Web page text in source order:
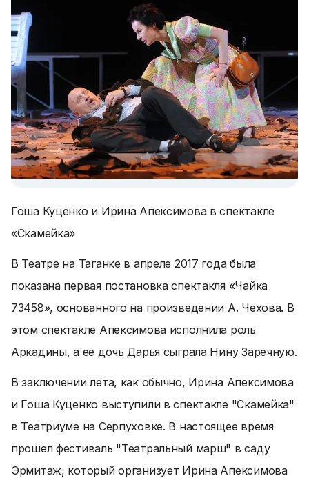
Гоша Куценко и Ирина Апексимова в спектакле
«Скамейка»
В Театре на Таганке в апреле 2017 года была
показана первая постановка спектакля «Чайка
73458», основанного на произведении А. Чехова. В
этом спектакле Апексимова исполнила роль
Аркадины, а ее дочь Дарья сыграла Нину Заречную.
В заключении лета, как обычно, Ирина Апексимова
и Гоша Куценко выступили в спектакле "Скамейка"
в Театриуме на Серпуховке. В настоящее время
прошел фестиваль "Театральный марш" в саду
Эрмитаж, который организует Ирина Апексимова